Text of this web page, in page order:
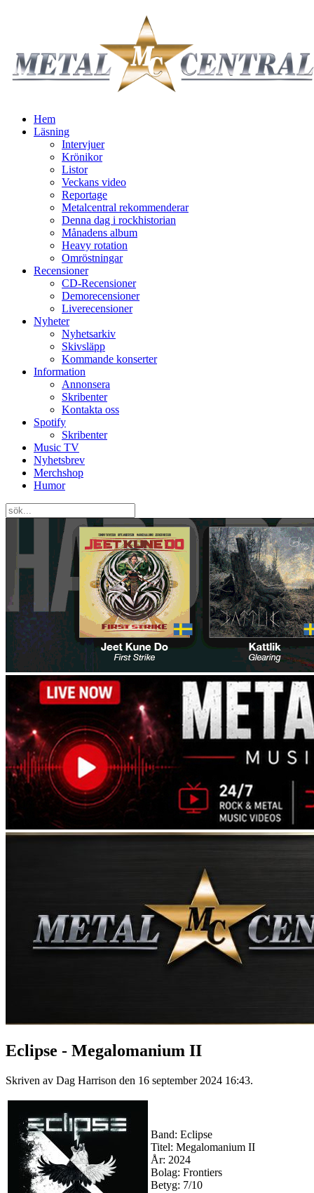
Hem
Läsning
Intervjuer
Krönikor
Listor
Veckans video
Reportage
Metalcentral rekommenderar
Denna dag i rockhistorian
Månadens album
Heavy rotation
Omröstningar
Recensioner
CD-Recensioner
Demorecensioner
Liverecensioner
Nyheter
Nyhetsarkiv
Skivsläpp
Kommande konserter
Information
Annonsera
Skribenter
Kontakta oss
Spotify
Skribenter
Music TV
Nyhetsbrev
Merchshop
Humor
Eclipse - Megalomanium II
Skriven av Dag Harrison den 16 september 2024 16:43.
Band: Eclipse
Titel: Megalomanium II
År: 2024
Bolag: Frontiers
Betyg: 7/10